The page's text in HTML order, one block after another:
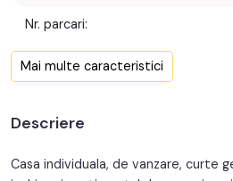
Nr. parcari:
Front stradal:
An constructie:
An renovare:
Mai multe caracteristici
Descriere
Casa individuala, de vanzare, curte